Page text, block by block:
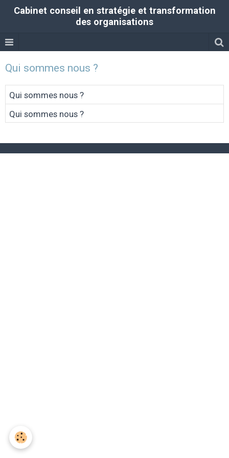
Cabinet conseil en stratégie et transformation
des organisations
Qui sommes nous ?
Qui sommes nous ?
Qui sommes nous ?